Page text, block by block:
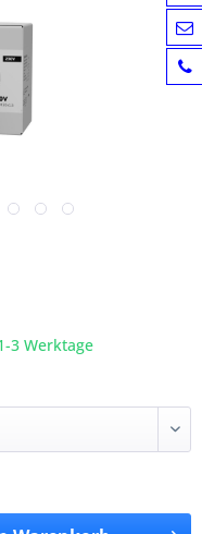
3 Werktage